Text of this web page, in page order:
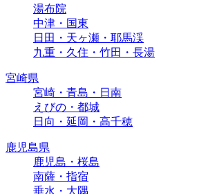
湯布院
中津・国東
日田・天ヶ瀬・耶馬渓
九重・久住・竹田・長湯
宮崎県
宮崎・青島・日南
えびの・都城
日向・延岡・高千穂
鹿児島県
鹿児島・桜島
南薩・指宿
垂水・大隅